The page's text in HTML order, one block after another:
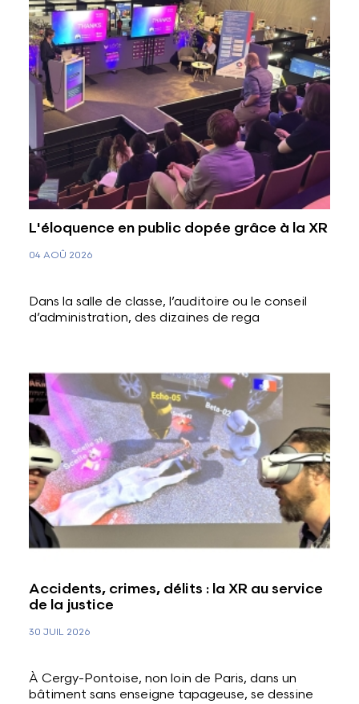
L'éloquence en public dopée grâce à la XR
04 AOÛ 2026
Dans la salle de classe, l’auditoire ou le conseil
d’administration, des dizaines de rega
Accidents, crimes, délits : la XR au service
de la justice
30 JUIL 2026
À Cergy-Pontoise, non loin de Paris, dans un
bâtiment sans enseigne tapageuse, se dessine